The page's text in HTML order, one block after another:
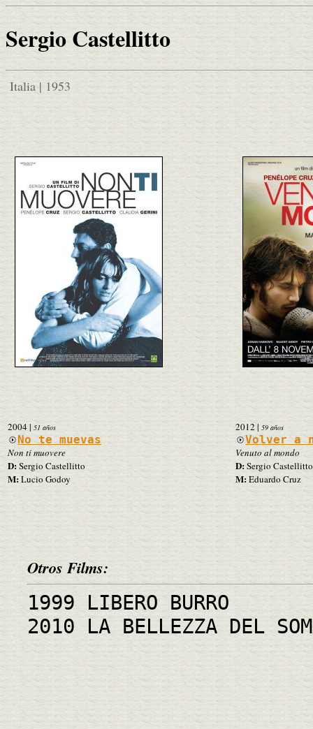
Sergio Castellitto
Italia | 1953
2004| 51 años
No te muevas
Non ti muovere
D:Sergio Castellitto
M:Lucio Godoy
2012 | 59 años
Volver a
Venuto al mondo
D:Sergio Castellitto
M:Eduardo Cruz
Otros Films:
1999 LIBERO BURRO
2010 LA BELLEZZA DEL